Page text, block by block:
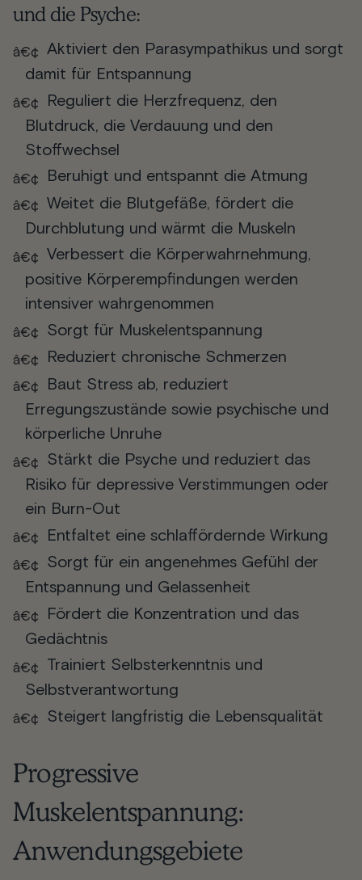
und die Psyche:
Aktiviert den Parasympathikus und sorgt
damit für Entspannung
Reguliert die Herzfrequenz, den
Blutdruck, die Verdauung und den
Stoffwechsel
Beruhigt und entspannt die Atmung
Weitet die Blutgefäße, fördert die
Durchblutung und wärmt die Muskeln
Verbessert die Körperwahrnehmung,
positive Körperempfindungen werden
intensiver wahrgenommen
Sorgt für Muskelentspannung
Reduziert chronische Schmerzen
Baut Stress ab, reduziert
Erregungszustände sowie psychische und
körperliche Unruhe
Stärkt die Psyche und reduziert das
Risiko für depressive Verstimmungen oder
ein Burn-Out
Entfaltet eine schlaffördernde Wirkung
Sorgt für ein angenehmes Gefühl der
Entspannung und Gelassenheit
Fördert die Konzentration und das
Gedächtnis
Trainiert Selbsterkenntnis und
Selbstverantwortung
Steigert langfristig die Lebensqualität
Progressive
Muskelentspannung:
Anwendungsgebiete